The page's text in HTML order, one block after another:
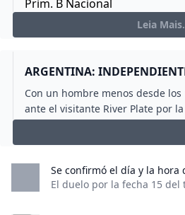
Prim. B Nacional
Sudamericana
Champions
Elim. Conmebol
Ranking Titulos
Ranking Copas Int
-Historiales
-Tabla Historica
Leia
ARGENTINA:
Con un hombre menos desde
ante el visitante River Plate por